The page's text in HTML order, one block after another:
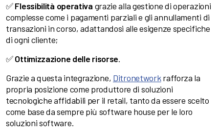
✅Flessibilità operativa grazie alla gestione di operazioni
complesse come i pagamenti parziali e gli annullamenti di
transazioni in corso, adattandosi alle esigenze specifiche
di ogni cliente;
✅Ottimizzazione delle risorse.
Grazie a questa integrazione, Ditronetworkrafforza la
propria posizione come produttore di soluzioni
tecnologiche affidabili per il retail, tanto da essere scelto
come base da sempre più software house per le loro
soluzioni software.